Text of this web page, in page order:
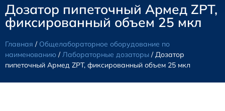
Дозатор пипеточный Армед ZPT,
фиксированный объем 25 мкл
Главная / Общелабораторное оборудование по
наименованию /Лабораторные дозаторы / Дозатор
пипеточный Армед ZPT, фиксированный объем 25 мкл